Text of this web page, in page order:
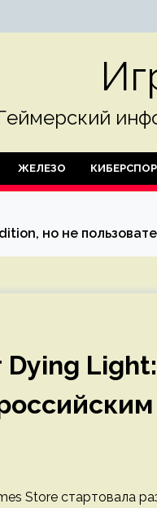
ЖЕЛЕЗО
но не
Store стартовала